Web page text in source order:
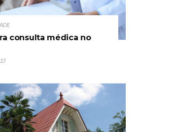
consulta médica no